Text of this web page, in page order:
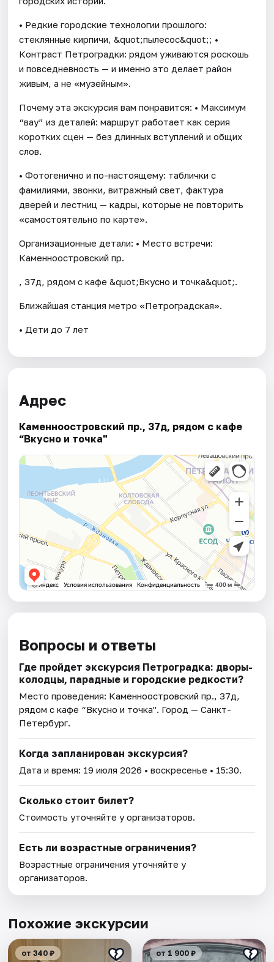
• Редкие городские технологии прошлого:
стеклянные кирпичи, &quot;пылесос&quot;; •
Контраст Петроградки: рядом уживаются роскошь
и повседневность — и именно это делает район
живым, а не «музейным».
Почему эта экскурсия вам понравится: • Максимум
“вау” из деталей: маршрут работает как серия
коротких сцен — без длинных вступлений и общих
слов.
• Фотогенично и по-настоящему: таблички с
фамилиями, звонки, витражный свет, фактура
дверей и лестниц — кадры, которые не повторить
«самостоятельно по карте».
Организационные детали: • Место встречи:
Каменноостровский пр.
, 37д, рядом с кафе &quot;Вкусно и точка&quot;.
Ближайшая станция метро «Петроградская».
• Дети до 7 лет
Адрес
Каменноостровский пр., 37д, рядом с кафе
“Вкусно и точка"
Вопросы и ответы
Где пройдет экскурсия Петроградка: дворы-
колодцы, парадные и городские редкости?
Место проведения: Каменноостровский пр., 37д,
рядом с кафе “Вкусно и точка". Город — Санкт-
Петербург.
Когда запланирован экскурсия?
Дата и время: 19 июля 2026 • воскресенье • 15:30.
Сколько стоит билет?
Стоимость уточняйте у организаторов.
Есть ли возрастные ограничения?
Возрастные ограничения уточняйте у
организаторов.
Похожие экскурсии
от 340 ₽ от 1 900 ₽